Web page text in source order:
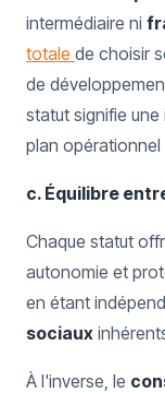
intermédiaire ni
totale de choisir
de
statut signifie
plan opérationnel
c. Équilibre
Chaque statut
autonomie et
en étant
sociaux
À l'inverse, le